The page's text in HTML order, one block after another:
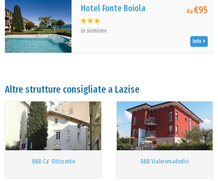
Hotel Fonte Boiola
in sirmione
da€95
Info
Altre strutture consigliate a Lazise
B&B Ca' Ottocento B&B Vialeromadodici